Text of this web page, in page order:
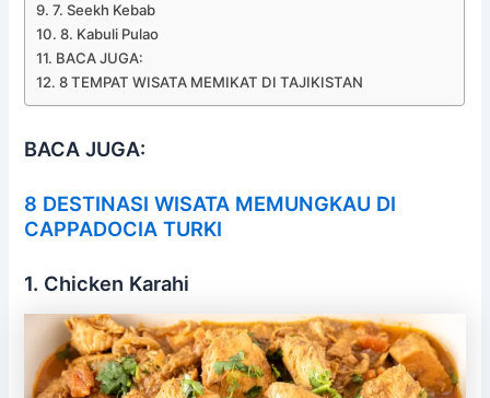
7. Seekh Kebab
8. Kabuli Pulao
BACA JUGA:
8 TEMPAT WISATA MEMIKAT DI TAJIKISTAN
BACA JUGA:
8 DESTINASI WISATA MEMUNGKAU DI
CAPPADOCIA TURKI
1. Chicken Karahi